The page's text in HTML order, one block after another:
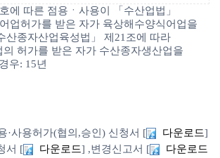
에 따른 점용ㆍ사용이 「수산업법」
업허가를 받은 자가 육상해수양식어업을
산종자산업육성법」 제21조에 따라
의 허가를 받은 자가 수산종자생산업을
우: 15년
·사용허가(협의,승인) 신청서 [ 다운로드]
서 [
다운로드] ,변경신고서 [ 다운로드